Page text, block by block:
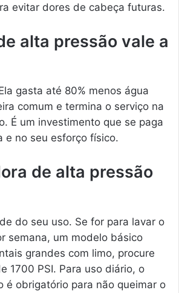
evitar dores de cabeça futuras.
alta pressão vale a
gasta até 80% menos água
comum e termina o serviço na
É um investimento que se paga
e no seu esforço físico.
de alta pressão
do seu uso. Se for para lavar o
semana, um modelo básico
grandes com limo, procure
1700 PSI. Para uso diário, o
é obrigatório para não queimar o